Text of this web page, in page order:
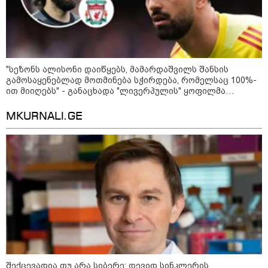
განგაშის წითელი დონე
გამოაცხადა
22:45 / 07-08-2026
14 წლის მოზარდმა საკუთარი
პაპა და ბებია მოკლა, შემდეგ კი
ტრაგედიიდან
13:24 / 07-08-2026
ევროპაში საწვავის ფასები
მკვეთრად შეიცვალა - რომელ
ქვეყნებშია ბენზინი ყველაზე
ძვირი და ყველაზე იაფი
09:05 / 07-08-2026
მკვლელობა პირდაპირ ეთერში:
"სეზონს ალისონი დაიწყებს, მამარდაშვილს შანსის
გამოსაყენებლად მოთმინება სჭირდება, რომელსაც 100%-
ით მიიღებს" - განაცხადა "ლივერპულის" ყოფილმა
MKURNALI.GE
შექცევადია თუ არა სიბერე: დევიდ სინკლერის